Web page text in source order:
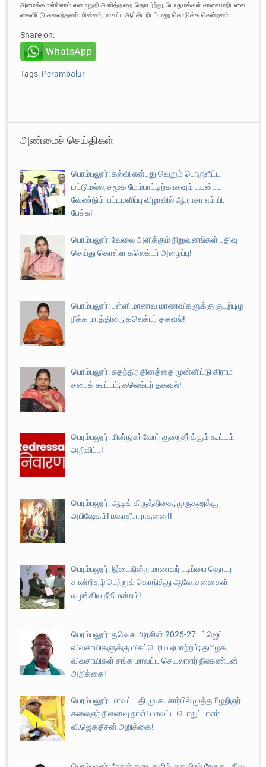
அமைக்க உள்ளோம் என உறுதி அளித்ததை தொடர்ந்து, பொதுமக்கள் சாலை மறியலை
கைவிட்டு கலைந்தனர். பின்னர், மாவட்ட ஆட்சியரிடம் மனு கொடுக்க சென்றனர்.
Share on:
WhatsApp
Tags: Perambalur
அண்மைச் செய்திகள்
பெரம்பலூர்: கல்வி என்பது வெறும் பொருளீட்ட
மட்டுமல்ல, சமூக மேம்பாட்டிற்காகவும் பயன்பட
வேண்டும்: பட்டமளிப்பு விழாவில் ஆ.ராசா எம்.பி.
பேச்சு!
பெரம்பலூர்: வேலை அளிக்கும் நிறுவனங்கள் பதிவு
செய்து கொள்ள கலெக்டர் அழைப்பு!
பெரம்பலூர்: பள்ளி மாணவ மாணவிகளுக்கு குடற்புழு
நீக்க மாத்திரை; கலெக்டர் தகவல்!
பெரம்பலூர்: சுதந்திர தினத்தை முன்னிட்டு கிராம
சபைக் கூட்டம்; கலெக்டர் தகவல்!
பெரம்பலூர்: மின்நுகர்வோர் குறைதீர்க்கும் கூட்டம்
அறிவிப்பு!
பெரம்பலூர்: ஆடிக் கிருத்திகை; முருகனுக்கு
அபிஷேகம்! மகாதீபாராதனை!!
பெரம்பலூர்: இடைநின்ற மாணவர் படிப்பை தொடர
சான்றிதழ் பெற்றுக் கொடுத்து ஆலோசனைகள்
வழங்கிய நீதிமன்றம்!
பெரம்பலூர்: தவெக அரசின் 2026-27 பட்ஜெட்
விவசாயிகளுக்கு மிகப்பெரிய ஏமாற்றம்; தமிழக
விவசாயிகள் சங்க மாவட்ட செயலாளர் நீலகண்டன்
அறிக்கை!
பெரம்பலூர்: மாவட்ட தி.மு.க. சார்பில் முத்தமிழறிஞர்
கலைஞர் நினைவு நாள்! மாவட்ட பொறுப்பாளர்
வீ.ஜெகதீசன் அறிக்கை!